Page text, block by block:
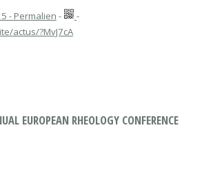
- Permalien -
-
actus/?MvJ7cA
EUROPEAN RHEOLOGY CONFERENCE